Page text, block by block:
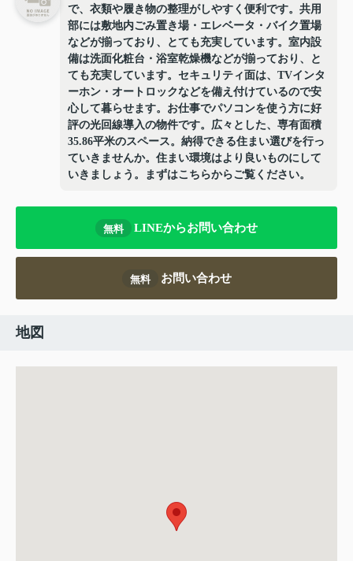
で、衣類や履き物の整理がしやすく便利です。共用
部には敷地内ごみ置き場・エレベータ・バイク置場
などが揃っており、とても充実しています。室内設
備は洗面化粧台・浴室乾燥機などが揃っており、と
ても充実しています。セキュリティ面は、TVインタ
ーホン・オートロックなどを備え付けているので安
心して暮らせます。お仕事でパソコンを使う方に好
評の光回線導入の物件です。広々とした、専有面積
35.86平米のスペース。納得できる住まい選びを行っ
ていきませんか。住まい環境はより良いものにして
いきましょう。まずはこちらからご覧ください。
無料 LINEからお問い合わせ
無料 お問い合わせ
地図